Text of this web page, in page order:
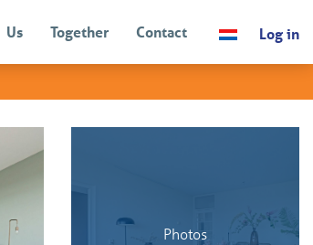
Us Together Contact Log in
BACK
Photos